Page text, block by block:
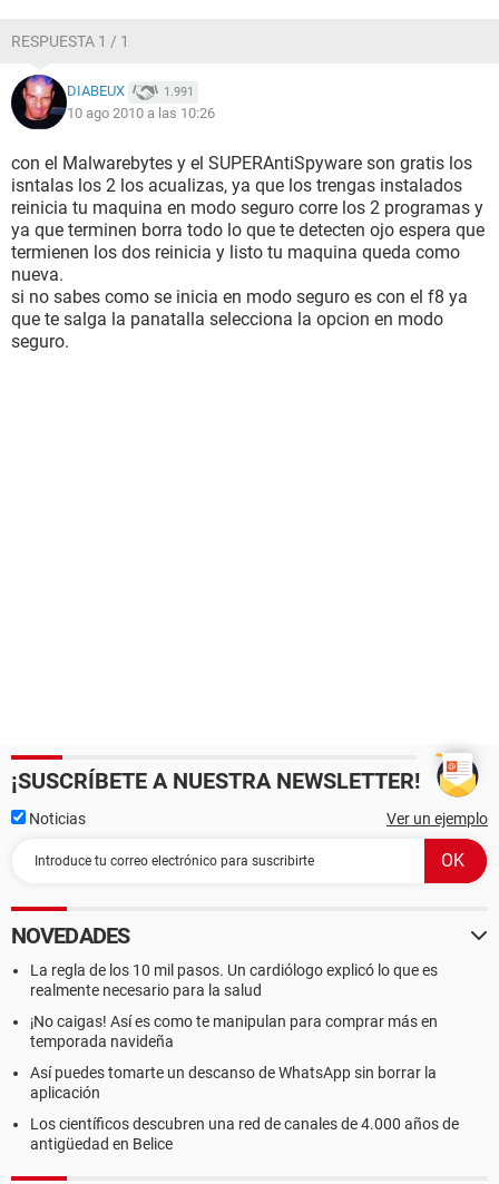
RESPUESTA 1 / 1
DIABEUX 1.991
10 ago 2010 a las 10:26
con el Malwarebytes y el SUPERAntiSpyware son gratis los
isntalas los 2 los acualizas, ya que los trengas instalados
reinicia tu maquina en modo seguro corre los 2 programas y
ya que terminen borra todo lo que te detecten ojo espera que
termienen los dos reinicia y listo tu maquina queda como
nueva.
si no sabes como se inicia en modo seguro es con el f8 ya
que te salga la panatalla selecciona la opcion en modo
seguro.
¡SUSCRÍBETE A NUESTRA NEWSLETTER!
Noticias Ver un ejemplo
NOVEDADES
La regla de los 10 mil pasos. Un cardiólogo explicó lo que es
realmente necesario para la salud
¡No caigas! Así es como te manipulan para comprar más en
temporada navideña
Así puedes tomarte un descanso de WhatsApp sin borrar la
aplicación
Los científicos descubren una red de canales de 4.000 años de
antigüedad en Belice